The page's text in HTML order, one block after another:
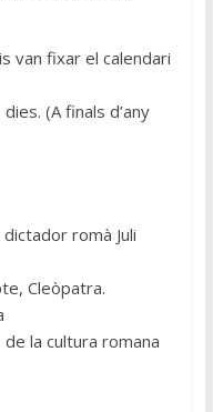
van fixar el calendari
(A finals d’any
romà Juli
Cleòpatra.
la cultura romana